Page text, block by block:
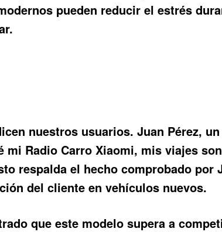
pueden reducir el estrés
nuestros usuarios. Juan Pérez,
Radio Carro Xiaomi, mis viajes
respalda el hecho comprobado por
del cliente en vehículos nuevos.
que este modelo supera a